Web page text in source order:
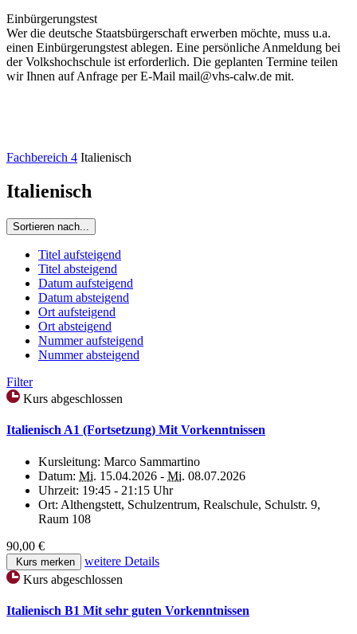
Einbürgerungstest
Wer die deutsche Staatsbürgerschaft erwerben möchte, muss u.a.
einen Einbürgerungstest ablegen. Eine persönliche Anmeldung bei
der Volkshochschule ist erforderlich. Die geplanten Termine teilen
wir Ihnen auf Anfrage per E-Mail mail@vhs-calw.de mit.
Fachbereich 4 Italienisch
Italienisch
Sortieren nach...
Titel aufsteigend
Titel absteigend
Datum aufsteigend
Datum absteigend
Ort aufsteigend
Ort absteigend
Nummer aufsteigend
Nummer absteigend
Filter
Kurs abgeschlossen
Italienisch A1 (Fortsetzung) Mit Vorkenntnissen
Kursleitung: Marco Sammartino
Datum: Mi. 15.04.2026 - Mi. 08.07.2026
Uhrzeit: 19:45 - 21:15 Uhr
Ort: Althengstett, Schulzentrum, Realschule, Schulstr. 9,
Raum 108
90,00 €
Kurs merken
weitere Details
Kurs abgeschlossen
Italienisch B1 Mit sehr guten Vorkenntnissen